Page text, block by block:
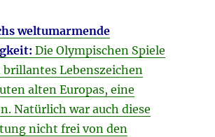
weltumarmende
Die Olympischen Spiele
brillantes Lebenszeichen
alten Europas, eine
Natürlich war auch diese
nicht frei von den